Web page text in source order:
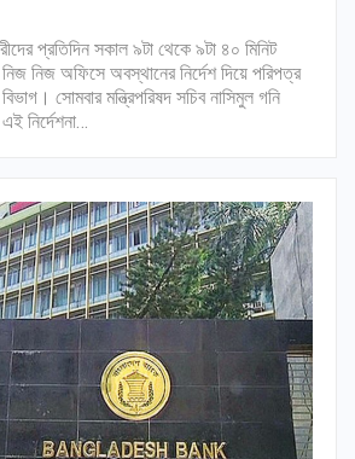
প্রতিদিন সকাল ৯টা থেকে ৯টা ৪০ মিনিট
নিজ অফিসে অবস্থানের নির্দেশ দিয়ে পরিপত্র
সোমবার মন্ত্রিপরিষদ সচিব নাসিমুল গনি
নির্দেশনা…